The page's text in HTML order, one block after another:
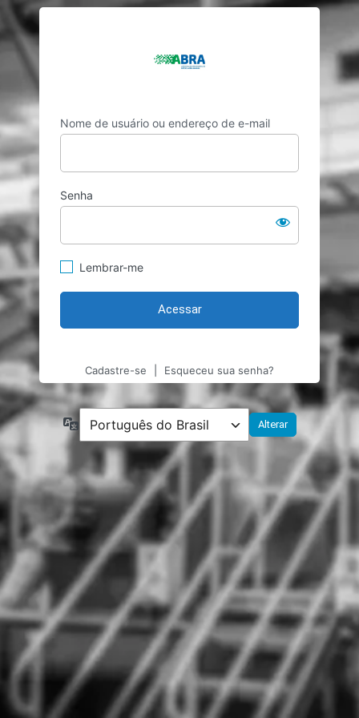
Acessar
https://
Nome de usuário ou endereço de e-mail
Senha
Lembrar-me
Cadastre-se Esqueceu sua senha?
Idioma